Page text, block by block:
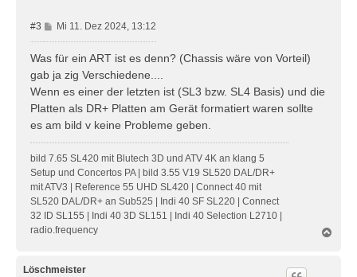
#3
B
e
i
t
r
a
g
Mi 11. Dez 2024, 13:12
Was für ein ART ist es denn? (Chassis wäre von Vorteil)
gab ja zig Verschiedene....
Wenn es einer der letzten ist (SL3 bzw. SL4 Basis) und die
Platten als DR+ Platten am Gerät formatiert waren sollte
es am bild v keine Probleme geben.
bild 7.65 SL420 mit Blutech 3D und ATV 4K an klang 5
Setup und Concertos PA | bild 3.55 V19 SL520 DAL/DR+
mit ATV3 | Reference 55 UHD SL420 | Connect 40 mit
SL520 DAL/DR+ an Sub525 | Indi 40 SF SL220 | Connect
32 ID SL155 | Indi 40 3D SL151 | Indi 40 Selection L2710 |
radio.frequency
Löschmeister